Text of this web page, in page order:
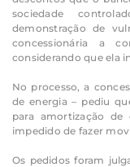
sociedade
demonstração de
concessionária a
considerando que ela
No processo, a
de energia – pediu
para amortização
impedido de fazer
Os pedidos foram